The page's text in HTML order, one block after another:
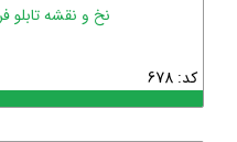
نخ و نقشه
کد: 678